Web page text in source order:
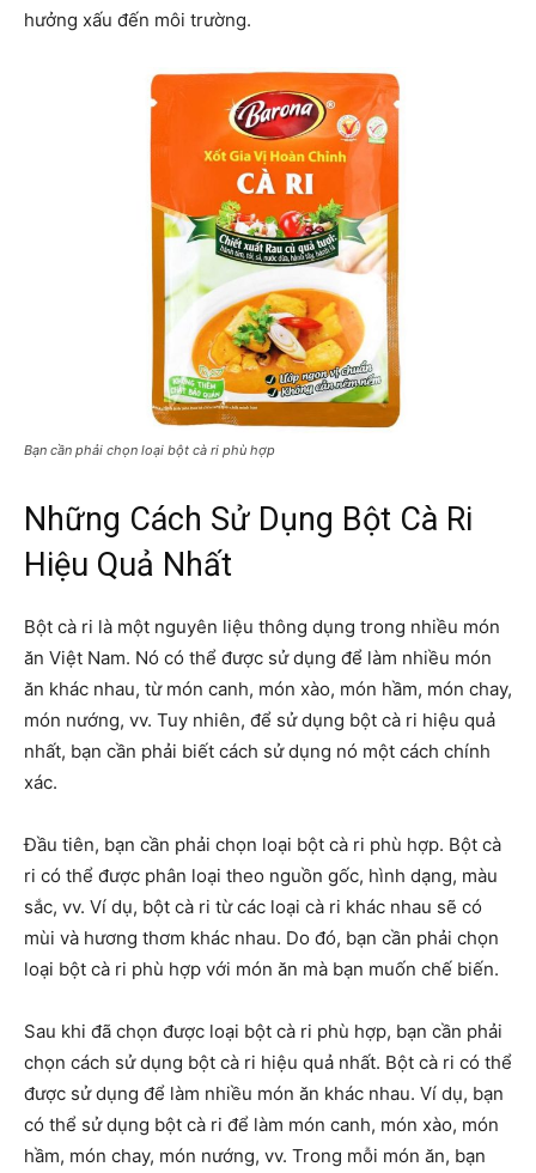
hưởng xấu đến môi trường.
Bạn cần phải chọn loại bột cà ri phù hợp
Những Cách Sử Dụng Bột Cà Ri
Hiệu Quả Nhất
Bột cà ri là một nguyên liệu thông dụng trong nhiều món
ăn Việt Nam. Nó có thể được sử dụng để làm nhiều món
ăn khác nhau, từ món canh, món xào, món hầm, món chay,
món nướng, vv. Tuy nhiên, để sử dụng bột cà ri hiệu quả
nhất, bạn cần phải biết cách sử dụng nó một cách chính
xác.
Đầu tiên, bạn cần phải chọn loại bột cà ri phù hợp. Bột cà
ri có thể được phân loại theo nguồn gốc, hình dạng, màu
sắc, vv. Ví dụ, bột cà ri từ các loại cà ri khác nhau sẽ có
mùi và hương thơm khác nhau. Do đó, bạn cần phải chọn
loại bột cà ri phù hợp với món ăn mà bạn muốn chế biến.
Sau khi đã chọn được loại bột cà ri phù hợp, bạn cần phải
chọn cách sử dụng bột cà ri hiệu quả nhất. Bột cà ri có thể
được sử dụng để làm nhiều món ăn khác nhau. Ví dụ, bạn
có thể sử dụng bột cà ri để làm món canh, món xào, món
hầm, món chay, món nướng, vv. Trong mỗi món ăn, bạn